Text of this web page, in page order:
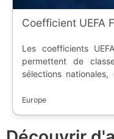
Coefficient UEFA
Les coefficients
permettent de
sélections
européennes de football. L'UEFA calcule trois
Europe